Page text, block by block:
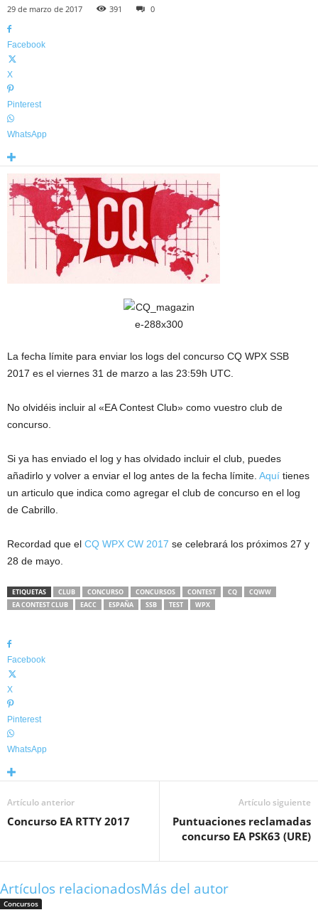
29 de marzo de 2017 391 0
Facebook
X
Pinterest
WhatsApp
La fecha límite para enviar los logs del concurso CQ WPX SSB
2017 es el viernes 31 de marzo a las 23:59h UTC.
No olvidéis incluir al «EA Contest Club» como vuestro club de
concurso.
Si ya has enviado el log y has olvidado incluir el club, puedes
añadirlo y volver a enviar el log antes de la fecha límite. Aquí tienes
un articulo que indica como agregar el club de concurso en el log
de Cabrillo.
Recordad que el CQ WPX CW 2017 se celebrará los próximos 27 y
28 de mayo.
ETIQUETAS CLUB CONCURSO CONCURSOS CONTEST CQ
CQWW
EA CONTEST CLUB
EACC ESPAÑA SSB TEST WPX
Facebook
X
Pinterest
WhatsApp
Artículo anterior
Concurso EA RTTY 2017
Artículo siguiente
Puntuaciones reclamadas
concurso EA PSK63 (URE)
Artículos relacionadosMás del autor
Concursos